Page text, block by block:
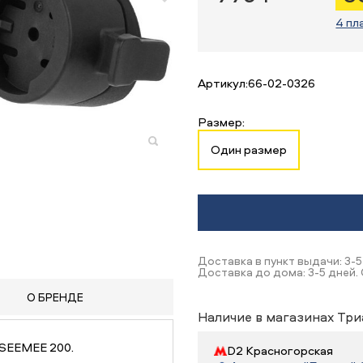
О БРЕНДЕ
200.
4
Артикул:66-02-0326
Размер:
Один размер
Доставка в пункт выдачи: 3-
Доставка до дома: 3-5 дней.
Наличие в магазинах
D2 Красногорская